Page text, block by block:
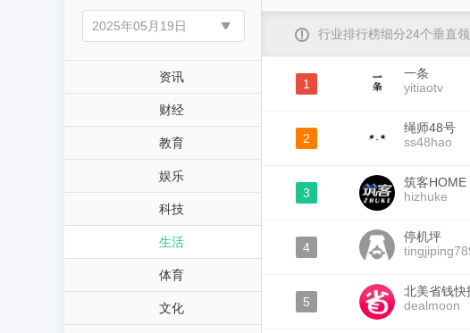
资讯
财经
教育
娱乐
科技
生活
体育
文化
行业排行榜细分24个垂直
1
一条
yitiaotv
2
绳师48号
ss48hao
3
筑客HOME
hizhuke
4
停机坪
5
北美省钱快
dealmoon